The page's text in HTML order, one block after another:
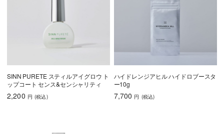
SINN PURETE スティルアイグロウ ト
ップコート センス&センシャリティ
2,200 円 (税込)
ハイドレンジアヒル ハイドロブースタ
ー10g
7,700 円 (税込)